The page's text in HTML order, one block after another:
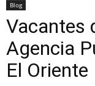
Blog
Vacantes
Agencia
El Oriente